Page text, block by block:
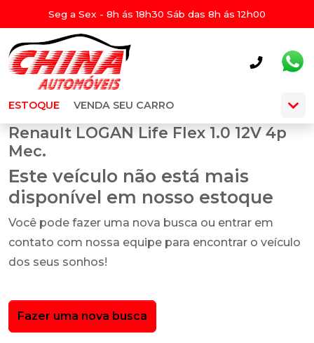
Seg a Sex - 8h ás 18h30 Sáb das 8h ás 12h00
ESTOQUE VENDA SEU CARRO
Renault LOGAN Life Flex 1.0 12V 4p
Mec.
Este veículo não está mais
disponível em nosso estoque
Você pode fazer uma nova busca ou entrar em
contato com nossa equipe para encontrar o veículo
dos seus sonhos!
Fazer uma nova busca